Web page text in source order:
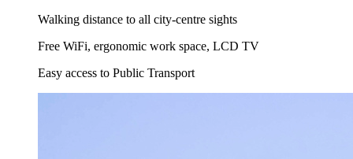
Walking distance to all city-centre sights
Free WiFi, ergonomic work space, LCD TV
Easy access to Public Transport